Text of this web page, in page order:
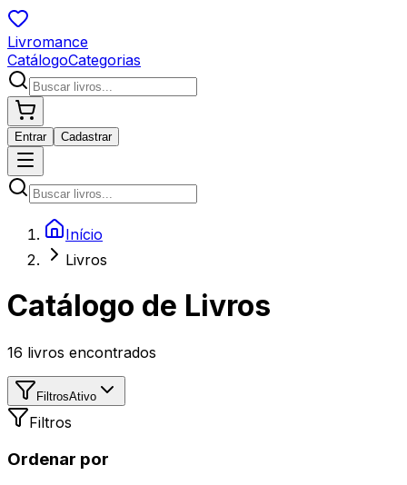
Livromance
CatálogoCategorias
Entrar Cadastrar
Início
Livros
Catálogo de Livros
16 livros encontrados
FiltrosAtivo
Filtros
Ordenar por